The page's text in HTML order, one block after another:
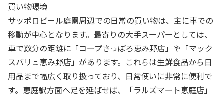
買い物環境
サッポロビール庭園周辺での日常の買い物は、主に車での
移動が中心となります。最寄りの大手スーパーとしては、
車で数分の距離に「コープさっぽろ恵み野店」や「マック
スバリュ恵み野店」があります。これらは生鮮食品から日
用品まで幅広く取り扱っており、日常使いに非常に便利で
す。恵庭駅方面へ足を延ばせば、「ラルズマート恵庭店」